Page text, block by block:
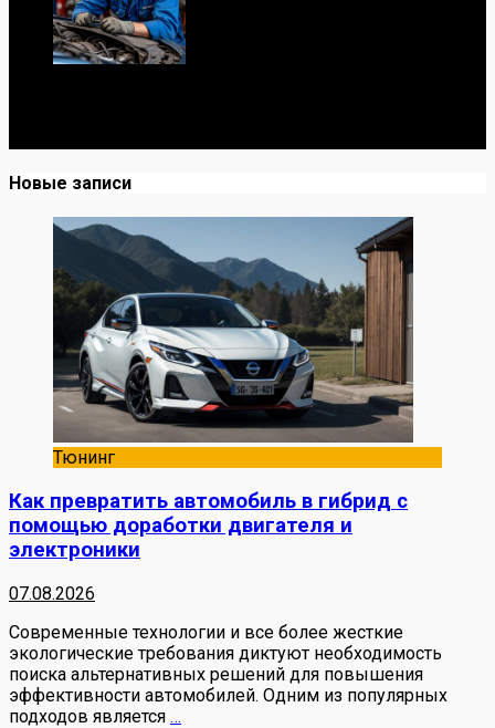
Новые записи
Тюнинг
Как превратить автомобиль в гибрид с
помощью доработки двигателя и
электроники
07.08.2026
Современные технологии и все более жесткие
экологические требования диктуют необходимость
поиска альтернативных решений для повышения
эффективности автомобилей. Одним из популярных
подходов является …